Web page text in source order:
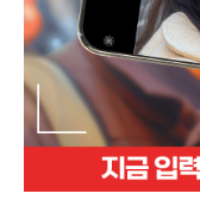
꿈해몽
수리사주
운세구독